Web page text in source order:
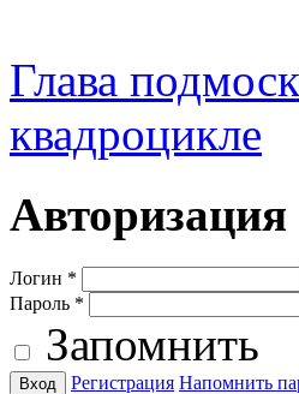
Глава
квадроцикле
Авторизация
Логин *
Пароль *
Запомнить
Регистрация Напомнить